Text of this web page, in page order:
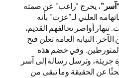
، يخرج “راغب” عن صمته
العلني لـ”عزت” بأنه
تنهار أواصر تحالفهم القديم،
النيابة العامة تعلن فتح
وفي خضم هذه
جريئة، وترسل رسالة إلى آسر
عن الحقيقة وما تبقى من